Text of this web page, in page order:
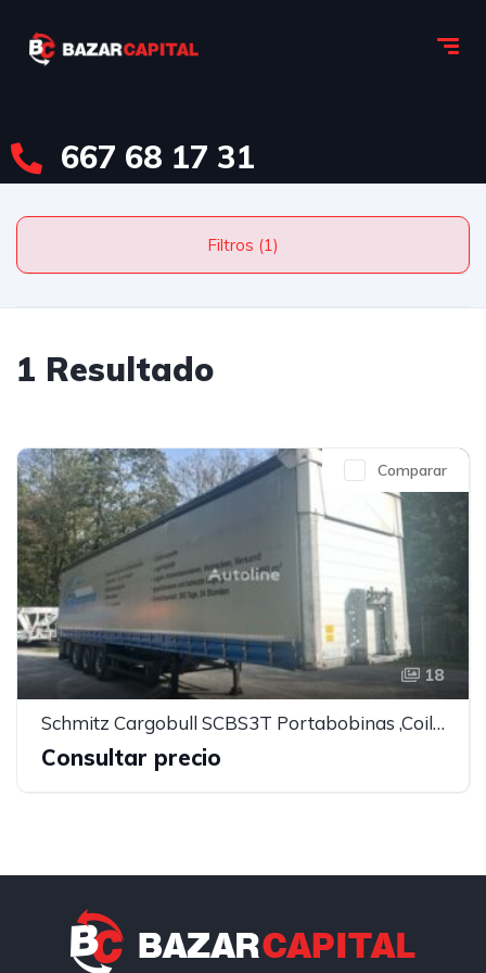
667 68 17 31
Filtros (1)
1 Resultado
18
Comparar
Schmitz Cargobull SCBS3T Portabobinas ,Coil semirremolque con lona corredera
Consultar precio